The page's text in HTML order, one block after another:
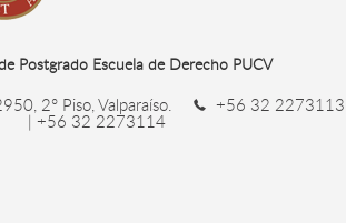
Postgrado Escuela de Derecho PUCV
2° Piso, Valparaíso. +56 32 2273113
| +56 32 2273114